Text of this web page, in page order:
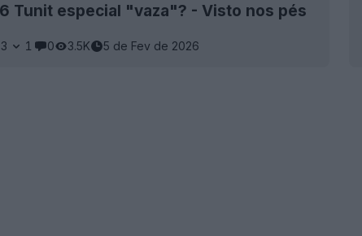
Tunit especial "vaza"? - Visto nos pés
3 1 0 3.5K 5 de Fev de 2026